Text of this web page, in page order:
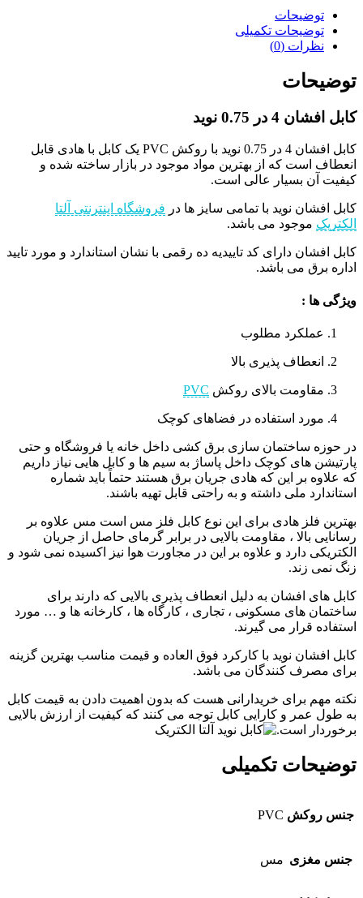
توضیحات
توضیحات تکمیلی
نظرات (0)
توضیحات
کابل افشان 4 در 0.75 نوید
کابل افشان 4 در 0.75 نوید با روکش PVC یک کابل با هادی قابل
انعطاف است که از بهترین مواد موجود در بازار ساخته شده و
کیفیت آن بسیار عالی است.
کابل افشان نوید با تمامی سایز ها در فروشگاه اینترنتی آلتا
الکتریک موجود می باشد.
کابل افشان دارای کد تاییدیه ده رقمی با نشان استاندارد و مورد تایید
اداره برق می باشد.
ویژگی ها :
عملکرد مطلوب
انعطاف پذیری بالا
مقاومت بالای روکش PVC
مورد استفاده در فضاهای کوچک
در حوزه ساختمان سازی برق کشی داخل خانه یا فروشگاه و حتی
پارتیشن های کوچک داخل پاساژ به سیم ها و کابل هایی نیاز داریم
که علاوه بر این که هادی جریان برق هستند حتماً باید شماره
استاندارد ملی داشته و به راحتی قابل تهیه باشند.
بهترین فلز هادی برای این نوع کابل فلز مس است مس علاوه بر
رسانایی بالا ، مقاومت بالایی در برابر گرمای حاصل از جریان
الکتریکی دارد و علاوه بر این در مجاورت هوا نیز اکسیده نمی شود و
زنگ نمی زند.
کابل های افشان به دلیل انعطاف پذیری بالایی که دارند برای
ساختمان های مسکونی ، تجاری ، کارگاه ها ، کارخانه ها و … مورد
استفاده قرار می گیرند.
کابل افشان نوید با کارکرد فوق العاده و قیمت مناسب بهترین گزینه
برای مصرف کنندگان می باشد.
نکته مهم برای خریدارانی هست که بدون اهمیت دادن به قیمت کابل
به طول عمر و کارایی کابل توجه می کنند که کیفیت از ارزش بالایی
برخوردار است.
توضیحات تکمیلی
جنس روکش PVC
جنس مغزی مس